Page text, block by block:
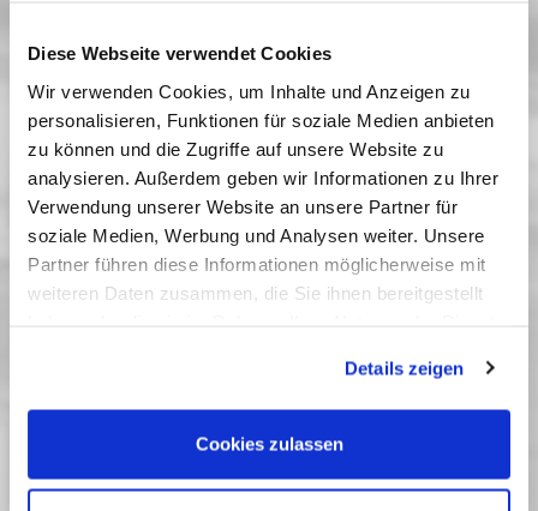
Diese Webseite verwendet Cookies
Wir verwenden Cookies, um Inhalte und Anzeigen zu
personalisieren, Funktionen für soziale Medien anbieten
zu können und die Zugriffe auf unsere Website zu
analysieren. Außerdem geben wir Informationen zu Ihrer
Verwendung unserer Website an unsere Partner für
soziale Medien, Werbung und Analysen weiter. Unsere
Partner führen diese Informationen möglicherweise mit
weiteren Daten zusammen, die Sie ihnen bereitgestellt
Cookies, wenn Sie unsere Webseite weiterhin nutzen.
Details zeigen
Cookies zulassen
Anzahl*
Kinoprogramm abonnieren?
Sicherheitscode
Reservieren